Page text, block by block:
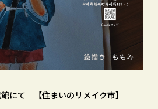
にて 【住まいのリメイク市】